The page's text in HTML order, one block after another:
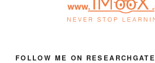
FOLLOW ME ON RESEARCHGATE